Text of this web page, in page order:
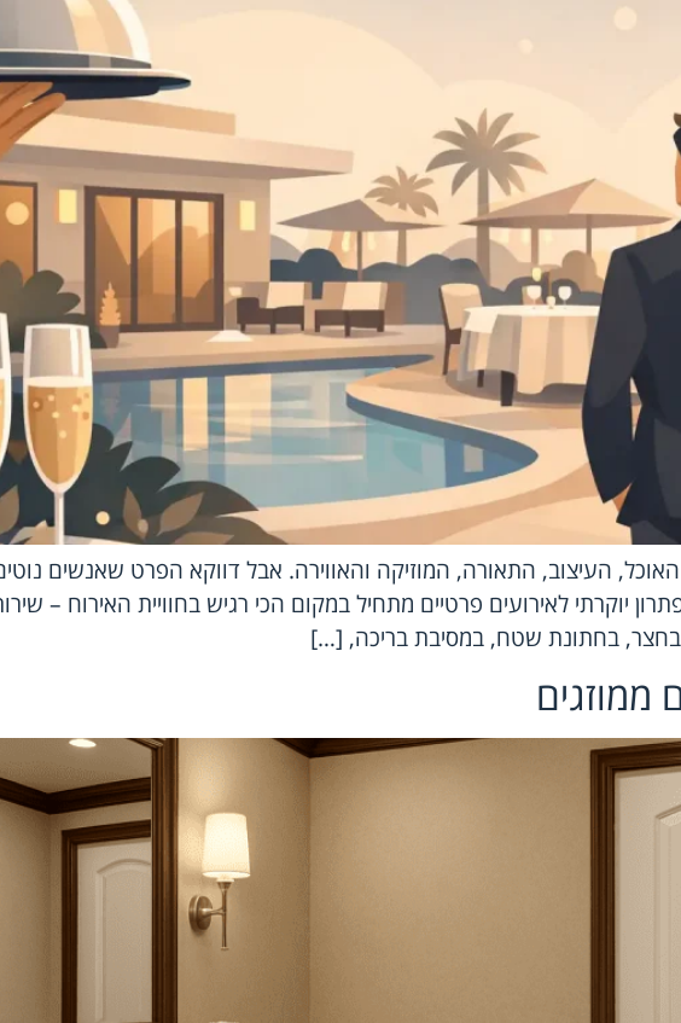
העיצוב, התאורה, המוזיקה והאווירה. אבל דווקא הפרט שאנשים
יוקרתי לאירועים פרטיים מתחיל במקום הכי רגיש בחוויית האירוח –
בחצר, בחתונת שטח, במסיבת בריכה, […]
ממוזגים